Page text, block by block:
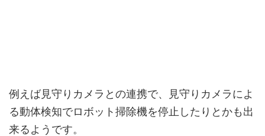
例えば見守りカメラとの連携で、見守りカメラによ
る動体検知でロボット掃除機を停止したりとかも出
来るようです。